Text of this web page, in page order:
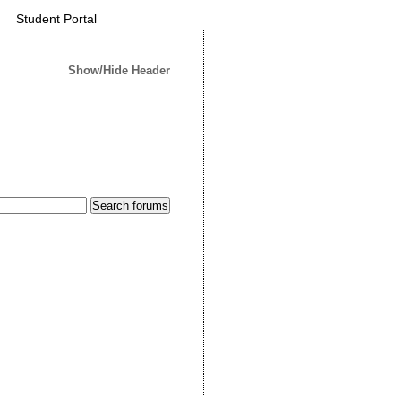
Student Portal
Show/Hide Header